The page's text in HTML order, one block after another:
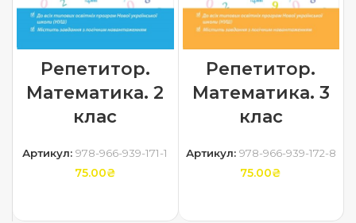
Репетитор.
Математика. 2
клас
Артикул:978-966-939-171-1
75.00₴
Репетитор.
Математика. 3
клас
Артикул: 978-966-939-172-8
75.00₴